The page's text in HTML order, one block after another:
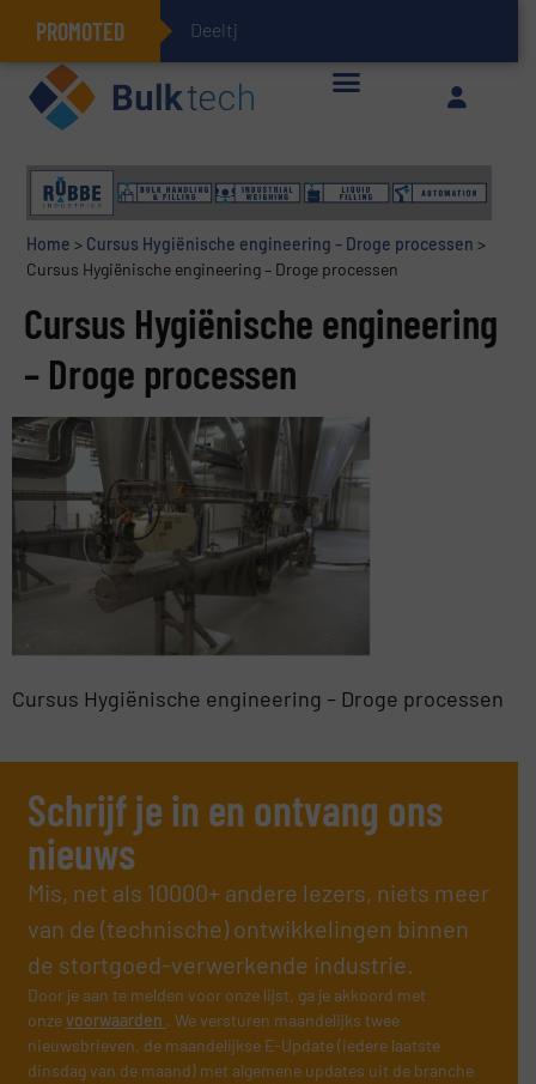
PROMOTED Deeltjesmechan
Home > Cursus Hygiënische engineering – Droge processen >
Cursus Hygiënische engineering – Droge processen
Cursus Hygiënische engineering
– Droge processen
Cursus Hygiënische engineering – Droge processen
Schrijf je in en ontvang ons
nieuws
Mis, net als 10000+ andere lezers, niets meer
van de (technische) ontwikkelingen binnen
de stortgoed-verwerkende industrie.
Door je aan te melden voor onze lijst, ga je akkoord met
onzevoorwaarden . We versturen maandelijks twee
nieuwsbrieven, de maandelijkse E-Update (iedere laatste
dinsdag van de maand) met algemene updates uit de branche